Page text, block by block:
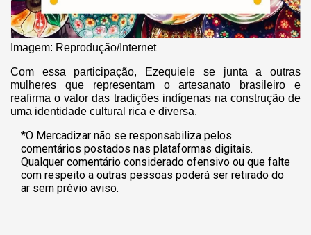
Imagem: Reprodução/Internet
Com essa participação, Ezequiele se junta a outras
mulheres que representam o artesanato brasileiro e
reafirma o valor das tradições indígenas na construção de
uma identidade cultural rica e diversa.
*O Mercadizar não se responsabiliza pelos
comentários postados nas plataformas digitais.
Qualquer comentário considerado ofensivo ou que falte
com respeito a outras pessoas poderá ser retirado do
ar sem prévio aviso.